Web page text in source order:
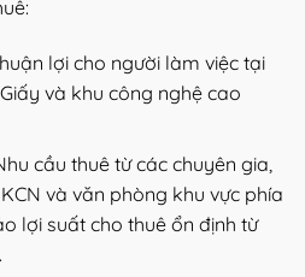
lợi cho người làm việc tại
và khu công nghệ cao
cầu thuê từ các chuyên gia,
và văn phòng khu vực phía
lợi suất cho thuê ổn định từ